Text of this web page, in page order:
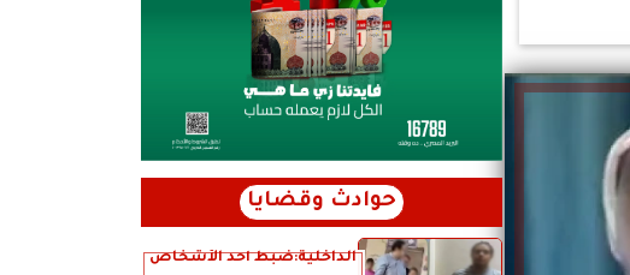
حوادث وقضايا
الداخلية:ضبط أحد الأشخاص